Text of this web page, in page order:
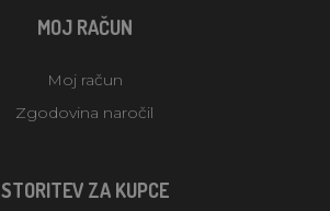
MOJ RAČUN
Moj račun
Zgodovina naročil
STORITEV ZA KUPCE